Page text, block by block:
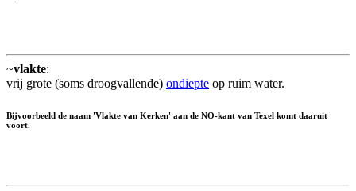
~vlakte:
vrij grote (soms droogvallende) ondiepte op ruim water.
Bijvoorbeeld de naam 'Vlakte van Kerken' aan de NO-kant van Texel komt daaruit
voort.